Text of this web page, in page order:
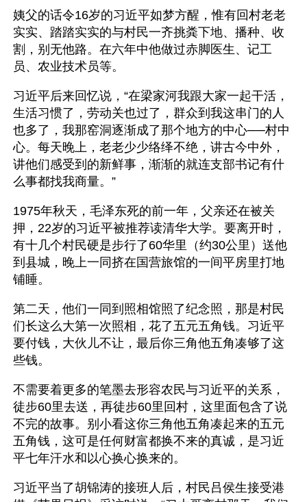
姨父的话令16岁的习近平如梦方醒，惟有回村老老
实实、踏踏实实的与村民一齐挑粪下地、播种、收
割，别无他路。在六年中他做过赤脚医生、记工
员、农业技术员等。
习近平后来回忆说，“在梁家河我跟大家一起干活，
生活习惯了，劳动关也过了，群众到我这串门的人
也多了，我那窑洞逐渐成了那个地方的中心──村中
心。每天晚上，老老少少络绎不绝，讲古今中外，
讲他们感受到的新鲜事，渐渐的就连支部书记有什
么事都找我商量。”
1975年秋天，毛泽东死的前一年，父亲还在被关
押，22岁的习近平被推荐读清华大学。要离开时，
有十几个村民硬是步行了60华里（约30公里）送他
到县城，晚上一同挤在国营旅馆的一间平房里打地
铺睡。
第二天，他们一同到照相馆照了纪念照，那是村民
们长这么大第一次照相，花了五元五角钱。习近平
要付钱，大伙儿不让，最后你三角他五角凑够了这
些钱。
不需要着更多的笔墨去形容农民与习近平的关系，
徒步60里去送，再徒步60里回村，这里面包含了说
不完的故事。别小看这你三角他五角凑起来的五元
五角钱，这可是任何财富都换不来的真诚，是习近
平七年汗水和以心换心换来的。
习近平当了胡锦涛的接班人后，村民吕侯生接受港